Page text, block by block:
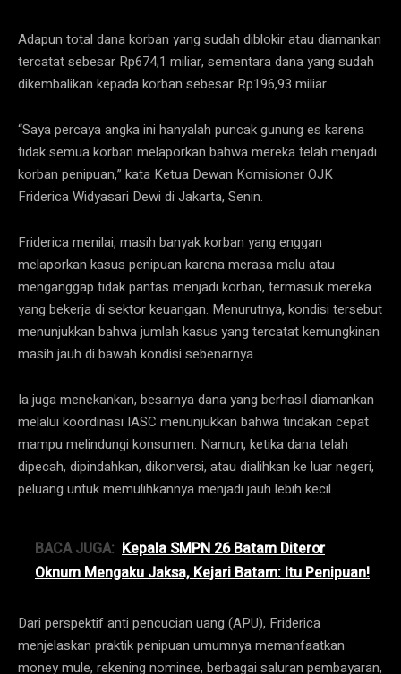
Adapun total dana korban yang sudah diblokir atau diamankan
tercatat sebesar Rp674,1 miliar, sementara dana yang sudah
dikembalikan kepada korban sebesar Rp196,93 miliar.
“Saya percaya angka ini hanyalah puncak gunung es karena
tidak semua korban melaporkan bahwa mereka telah menjadi
korban penipuan,” kata Ketua Dewan Komisioner OJK
Friderica Widyasari Dewi di Jakarta, Senin.
Friderica menilai, masih banyak korban yang enggan
melaporkan kasus penipuan karena merasa malu atau
menganggap tidak pantas menjadi korban, termasuk mereka
yang bekerja di sektor keuangan. Menurutnya, kondisi tersebut
menunjukkan bahwa jumlah kasus yang tercatat kemungkinan
masih jauh di bawah kondisi sebenarnya.
Ia juga menekankan, besarnya dana yang berhasil diamankan
melalui koordinasi IASC menunjukkan bahwa tindakan cepat
mampu melindungi konsumen. Namun, ketika dana telah
dipecah, dipindahkan, dikonversi, atau dialihkan ke luar negeri,
peluang untuk memulihkannya menjadi jauh lebih kecil.
BACA JUGA: Kepala SMPN 26 Batam Diteror
Oknum Mengaku Jaksa, Kejari Batam: Itu Penipuan!
Dari perspektif anti pencucian uang (APU), Friderica
menjelaskan praktik penipuan umumnya memanfaatkan
money mule, rekening nominee, berbagai saluran pembayaran,